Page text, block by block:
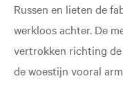
Russen en lieten de
werkloos achter. De
vertrokken richting
de woestijn vooral